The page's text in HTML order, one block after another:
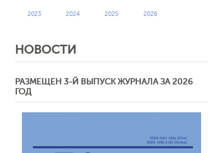
2023 2024 2025 2026
НОВОСТИ
РАЗМЕЩЕН 3-Й ВЫПУСК ЖУРНАЛА ЗА 2026
ГОД